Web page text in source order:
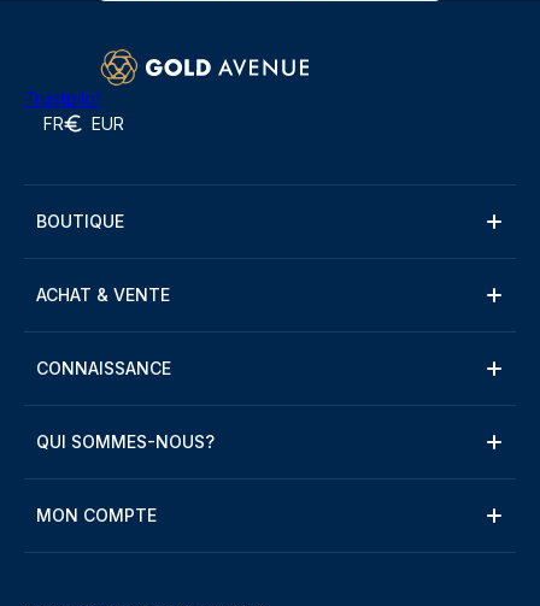
Trustpilot
FR EUR
BOUTIQUE
ACHAT & VENTE
CONNAISSANCE
QUI SOMMES-NOUS?
MON COMPTE